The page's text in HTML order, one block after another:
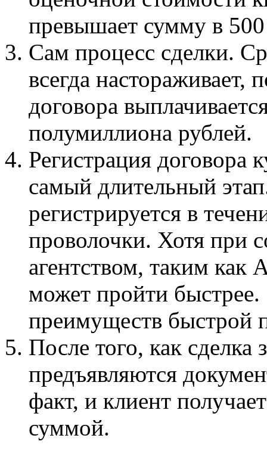
превышает сумму в
Сам процесс сделки.
всегда настораживает,
договора
полумиллиона рублей.
Регистрация
самый длительный
регистрируется в
проволочки. Хотя при
агентством, таким
может пройти
преимуществ быстрой
После того, как сделка
предъявляются
факт, и клиент
суммой.